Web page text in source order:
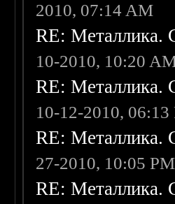
2010, 07:14 AM
RE: Металлика.
10-2010, 10:20
RE: Металлика.
10-12-2010, 06:13
RE: Металлика.
27-2010, 10:05 PM
RE: Металлика.